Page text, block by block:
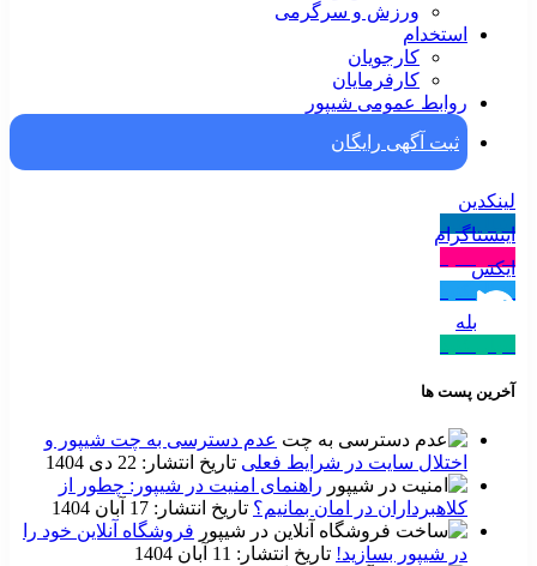
ورزش و سرگرمی
استخدام
کارجویان
کارفرمایان
روابط عمومی شیپور
ثبت آگهی رایگان
لینکدین
دنبال کنید
اینستاگرام
دنبال کنید
ایکس
دنبال کنید
بله
آخرین پست ها
عدم دسترسی به چت شیپور و
اختلال سایت در شرایط فعلی تاریخ انتشار: 22 دی 1404
راهنمای امنیت در شیپور: چطور از
کلاهبرداران در امان بمانیم؟ تاریخ انتشار: 17 آبان 1404
فروشگاه آنلاین خود را
در شیپور بسازید! تاریخ انتشار: 11 آبان 1404